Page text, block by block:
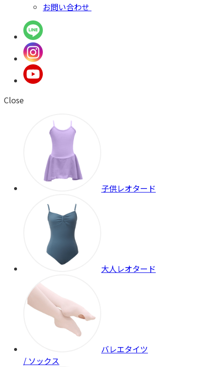
お問い合わせ
Close
子供レオタード
大人レオタード
バレエタイツ
/ ソックス